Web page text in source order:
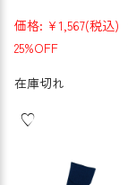
価格: ¥1,567(税込)
25%OFF
在庫切れ